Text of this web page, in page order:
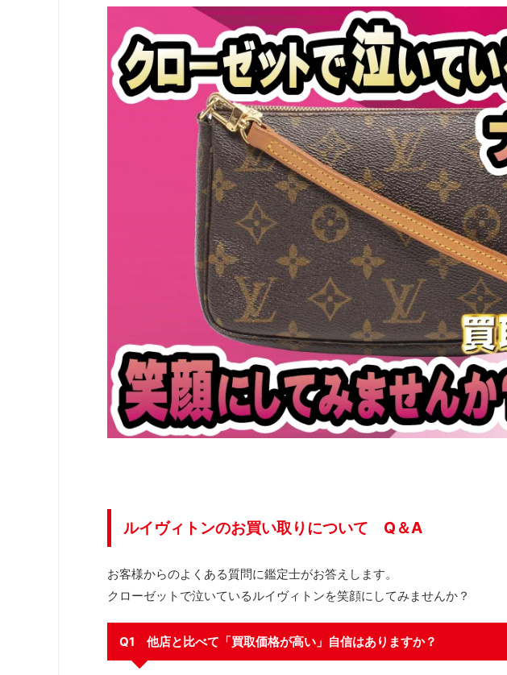
ルイヴィトンのお買い取りについて Q＆A
お客様からのよくある質問に鑑定士がお答えします。
クローゼットで泣いているルイヴィトンを笑顔にしてみませんか？
Q1 他店と比べて「買取価格が高い」自信はありますか？